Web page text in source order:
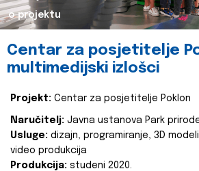
o projektu
Centar za posjetitelje
multimedijski izlošci
Projekt: Centar za posjetitelje Poklon
Naručitelj: Javna ustanova Park
Usluge: dizajn, programiranje, 3D
video produkcija
Produkcija: studeni 2020.